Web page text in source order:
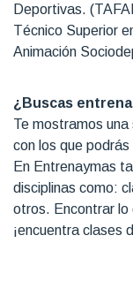
Deportivas.
Técnico Superior
Animación
¿Buscas
Te mostramos
con los que
En Entrenaymas
disciplinas como:
otros. Encontrar lo
¡encuentra clases